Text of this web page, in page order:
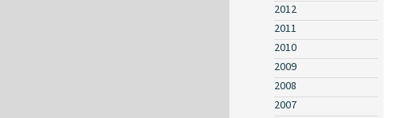
2012
2011
2010
2009
2008
2007